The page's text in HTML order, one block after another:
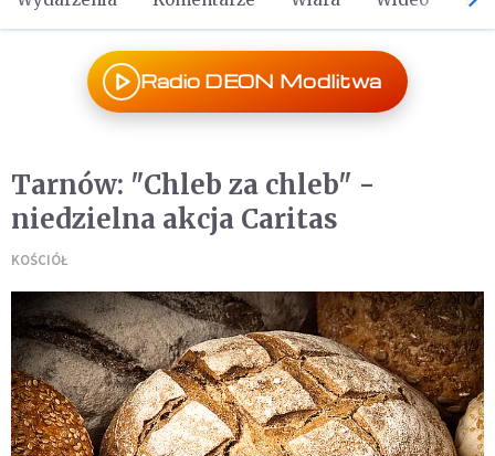
Radio DEON Modlitwa
Tarnów: "Chleb za chleb" -
niedzielna akcja Caritas
KOŚCIÓŁ